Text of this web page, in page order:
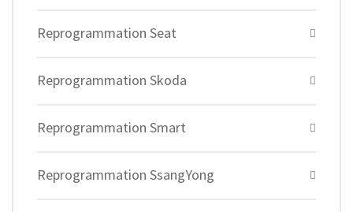
Reprogrammation Seat
Reprogrammation Skoda
Reprogrammation Smart
Reprogrammation SsangYong